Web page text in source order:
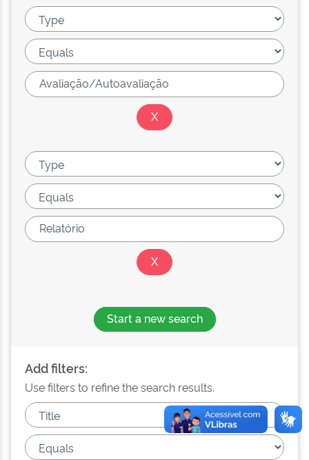
Start a new search
Add filters:
Use filters to refine the search results.